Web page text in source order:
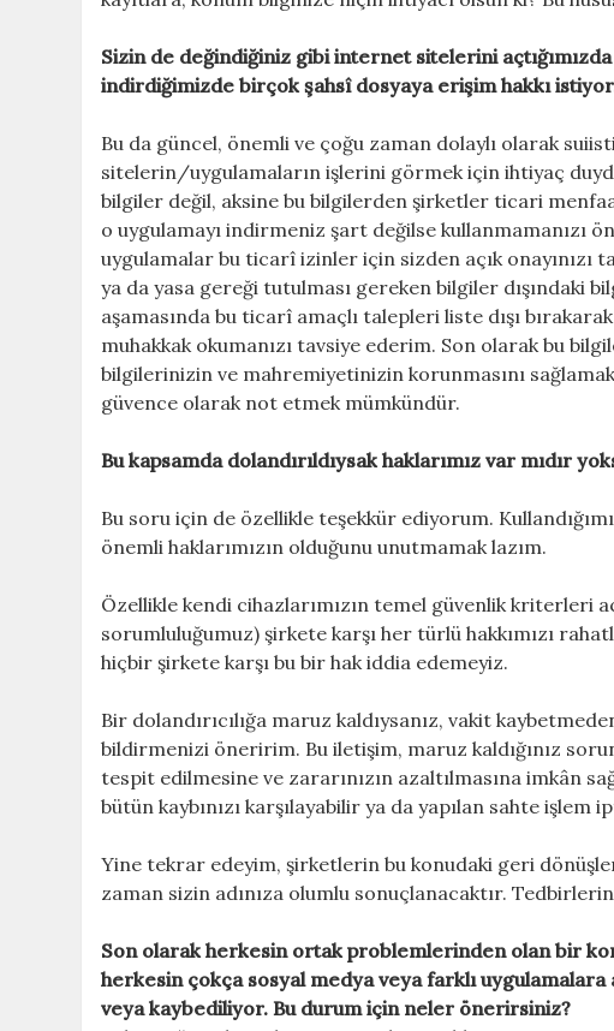
Sizin de değindiğiniz gibi internet sitelerini
indirdiğimizde birçok şahsî dosyaya erişim hakkı
Bu da güncel, önemli ve çoğu zaman dolaylı olarak
sitelerin/uygulamaların işlerini görmek için ihtiyaç
bilgiler değil, aksine bu bilgilerden şirketler ticari
o uygulamayı indirmeniz şart değilse kullanmamanızı
uygulamalar bu ticarî izinler için sizden açık onayınızı
ya da yasa gereği tutulması gereken bilgiler dışındaki
aşamasında bu ticarî amaçlı talepleri liste dışı
muhakkak okumanızı tavsiye ederim. Son olarak bu
bilgilerinizin ve mahremiyetinizin korunmasını
güvence olarak not etmek mümkündür.
Bu kapsamda dolandırıldıysak haklarımız var mıdır
Bu soru için de özellikle teşekkür ediyorum.
önemli haklarımızın olduğunu unutmamak lazım.
Özellikle kendi cihazlarımızın temel güvenlik kriterleri
sorumluluğumuz) şirkete karşı her türlü hakkımızı
hiçbir şirkete karşı bu bir hak iddia edemeyiz.
Bir dolandırıcılığa maruz kaldıysanız, vakit
bildirmenizi öneririm. Bu iletişim, maruz kaldığınız
tespit edilmesine ve zararınızın azaltılmasına imkân
bütün kaybınızı karşılayabilir ya da yapılan sahte
Yine tekrar edeyim, şirketlerin bu konudaki geri
zaman sizin adınıza olumlu sonuçlanacaktır.
Son olarak herkesin ortak problemlerinden olan bir
herkesin çokça sosyal medya veya farklı
veya kaybediliyor. Bu durum için neler önerirsiniz?